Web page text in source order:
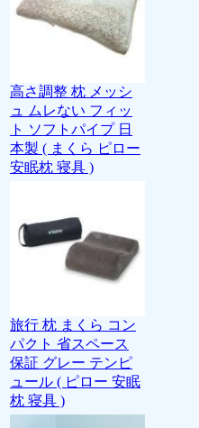
高さ調整 枕 メッシ
ュ ムレない フィッ
ト ソフトパイプ 日
本製 ( まくら ピロー
安眠枕 寝具 )
旅行 枕 まくら コン
パクト 省スペース
保証 グレー テンピ
ュール ( ピロー 安眠
枕 寝具 )